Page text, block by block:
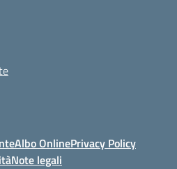
Albo OnlinePrivacy Policy
Note legali